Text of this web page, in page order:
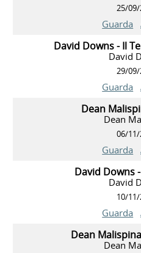
25/09/
Guarda
David Downs - Il
David
29/09/
Guarda
Dean
Dean
06/11/
Guarda
David Downs
David
10/
Guarda
Dean
Dean